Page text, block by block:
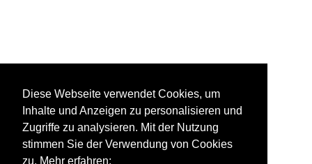
Diese Webseite verwendet Cookies, um
Inhalte und Anzeigen zu personalisieren und
Zugriffe zu analysieren. Mit der Nutzung
stimmen Sie der Verwendung von Cookies
zu. Mehr erfahren: